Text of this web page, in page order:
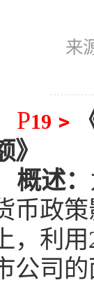
来
P19 ﹥
》
概述：
币政
，利用
公司